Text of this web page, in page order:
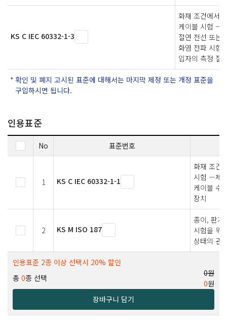
KS C IEC 60332-1-3
화재 조건에서
케이블 시험 —
절연 전선 또는
화염 전파 시험
입자의 측정 절
확인 및 폐지 고시된 표준에 대해서는 마지막 제정 또는 개정 표준을
구입하시면 됩니다.
인용표준
No 표준번호
1 KS C IEC 60332-1-1
화재 조건
시험 —제
케이블 수
장치
2 KS M ISO 187
종이, 판
시험을 위
상태의 관
인용표준 2종 이상 선택시 20% 할인
총 0종 선택
0원
0원
장바구니 담기